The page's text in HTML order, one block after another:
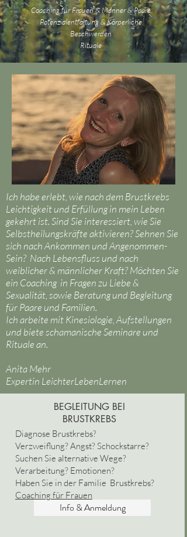
Coaching für Frauen & Männer & Paare
Potenzialentfaltung & Körperliche
Beschwerden
Rituale
Ich habe erlebt, wie nach dem Brustkrebs
Leichtigkeit und Erfüllung in mein Leben
gekehrt ist. Sind Sie interessiert, wie Sie
Selbstheilungskräfte aktivieren? Sehnen Sie
sich nach Ankommen und Angenommen-
Sein? Nach Lebensfluss und nach
weiblicher & männlicher Kraft? Möchten Sie
ein Coaching in Fragen zu Liebe &
Sexualität, sowie Beratung und Begleitung
für Paare und Familien.
Ich arbeite mit Kinesiologie, Aufstellungen
und biete schamanische Seminare und
Rituale an.
Anita Mehr
Expertin LeichterLebenLernen
Info & Anmeldung
BEGLEITUNG BEI
BRUSTKREBS
Diagnose Brustkrebs?
Verzweiflung? Angst? Schockstarre?
Suchen Sie alternative Wege?
Verarbeitung? Emotionen?
Haben Sie in der Familie Brustkrebs?
Coaching für Frauen